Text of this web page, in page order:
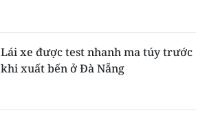
Lái xe được test nhanh ma túy trước
khi xuất bến ở Đà Nẵng